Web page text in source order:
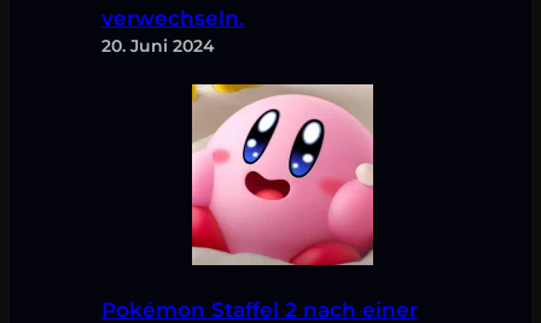
verwechseln.
20. Juni 2024
Pokémon Staffel 2 nach einer